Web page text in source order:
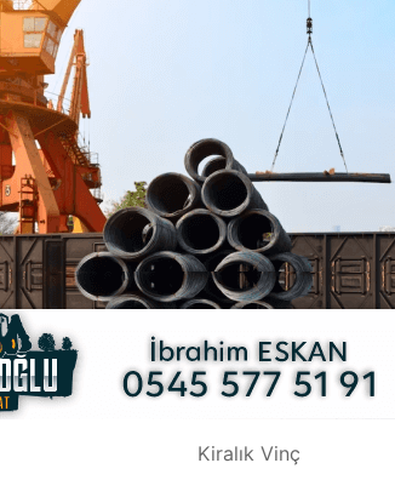
Kiralık Vinç